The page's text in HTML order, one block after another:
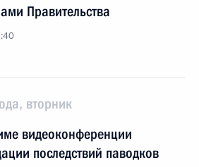
Правительства
вторник
видеоконференции
последствий паводков